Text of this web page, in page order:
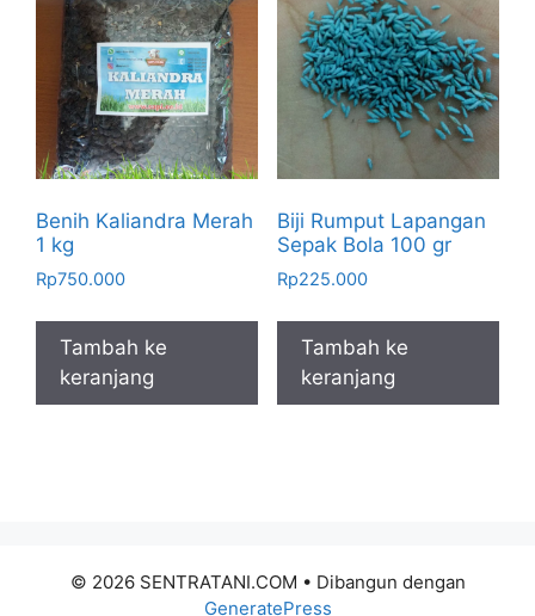
Benih Kaliandra Merah
1 kg
Rp750.000
Tambah ke
keranjang
Biji Rumput Lapangan
Sepak Bola 100 gr
Rp225.000
Tambah ke
keranjang
© 2026 SENTRATANI.COM • Dibangun dengan
GeneratePress